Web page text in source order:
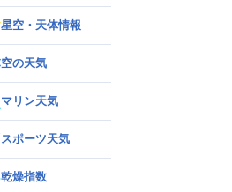
星空・天体情報
空の天気
マリン天気
スポーツ天気
乾燥指数